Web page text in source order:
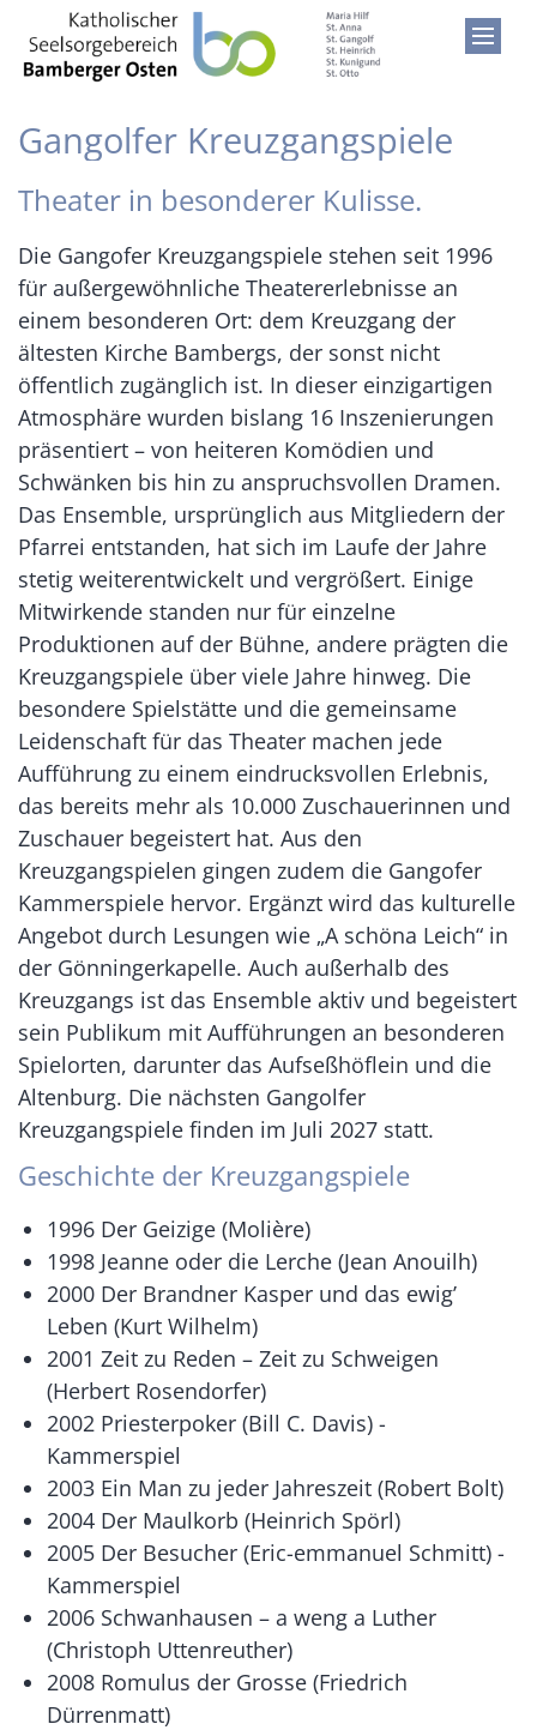
Zum Inhalt springen
Gangolfer Kreuzgangspiele
Theater in besonderer Kulisse.
Die Gangofer Kreuzgangspiele stehen seit 1996
für außergewöhnliche Theatererlebnisse an
einem besonderen Ort: dem Kreuzgang der
ältesten Kirche Bambergs, der sonst nicht
öffentlich zugänglich ist. In dieser einzigartigen
Atmosphäre wurden bislang 16 Inszenierungen
präsentiert – von heiteren Komödien und
Schwänken bis hin zu anspruchsvollen Dramen.
Das Ensemble, ursprünglich aus Mitgliedern der
Pfarrei entstanden, hat sich im Laufe der Jahre
stetig weiterentwickelt und vergrößert. Einige
Mitwirkende standen nur für einzelne
Produktionen auf der Bühne, andere prägten die
Kreuzgangspiele über viele Jahre hinweg. Die
besondere Spielstätte und die gemeinsame
Leidenschaft für das Theater machen jede
Aufführung zu einem eindrucksvollen Erlebnis,
das bereits mehr als 10.000 Zuschauerinnen und
Zuschauer begeistert hat. Aus den
Kreuzgangspielen gingen zudem die Gangofer
Kammerspiele hervor. Ergänzt wird das kulturelle
Angebot durch Lesungen wie „A schöna Leich“ in
der Gönningerkapelle. Auch außerhalb des
Kreuzgangs ist das Ensemble aktiv und begeistert
sein Publikum mit Aufführungen an besonderen
Spielorten, darunter das Aufseßhöflein und die
Altenburg. Die nächsten Gangolfer
Kreuzgangspiele finden im Juli 2027 statt.
Geschichte der Kreuzgangspiele
1996 Der Geizige (Molière)
1998 Jeanne oder die Lerche (Jean Anouilh)
2000 Der Brandner Kasper und das ewig’
Leben (Kurt Wilhelm)
2001 Zeit zu Reden – Zeit zu Schweigen
(Herbert Rosendorfer)
2002 Priesterpoker (Bill C. Davis) -
Kammerspiel
2003 Ein Man zu jeder Jahreszeit (Robert Bolt)
2004 Der Maulkorb (Heinrich Spörl)
2005 Der Besucher (Eric-emmanuel Schmitt) -
Kammerspiel
2006 Schwanhausen – a weng a Luther
(Christoph Uttenreuther)
2008 Romulus der Grosse (Friedrich
Dürrenmatt)